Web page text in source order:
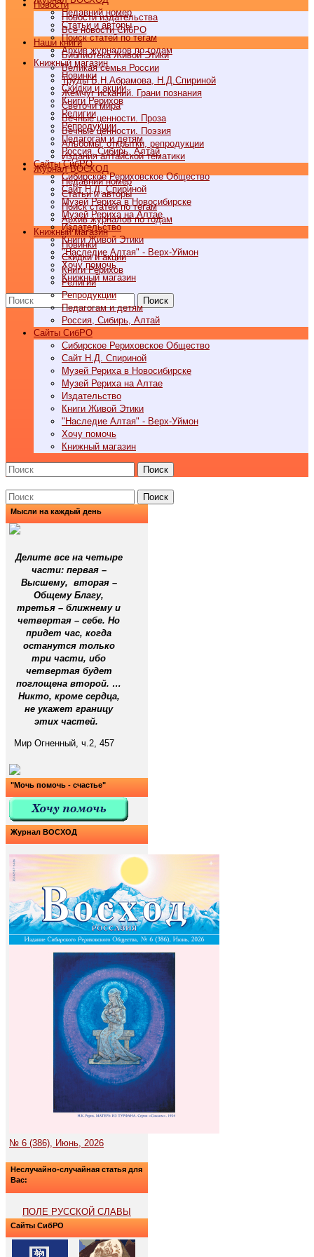
Недавний номер
Статьи и авторы
Поиск статей по тегам
Архив журналов по годам
Книжный магазин
Новинки
Скидки и акции
Книги Рерихов
Религии
Репродукции
Педагогам и детям
Россия, Сибирь, Алтай
Cайты СибРО
Сибирское Рериховское Общество
Сайт Н.Д. Спириной
Музей Рериха в Новосибирске
Музей Рериха на Алтае
Издательство
Книги Живой Этики
"Наследие Алтая" - Верх-Уймон
Хочу помочь
Книжный магазин
Поиск
Новости
Новости издательства
Все новости СибРО
Наши книги
Библиотека Живой Этики
Великая семья России
Труды Б.Н.Абрамова, Н.Д.Спириной
Жемчуг исканий. Грани познания
Светочи мира
Вечные ценности. Проза
Вечные ценности. Поэзия
Альбомы, открытки, репродукции
Издания алтайской тематики
Журнал ВОСХОД
Недавний номер
Статьи и авторы
Поиск статей по тегам
Архив журналов по годам
Книжный магазин
Новинки
Скидки и акции
Книги Рерихов
Религии
Репродукции
Педагогам и детям
Россия, Сибирь, Алтай
Cайты СибРО
Сибирское Рериховское Общество
Сайт Н.Д. Спириной
Музей Рериха в Новосибирске
Музей Рериха на Алтае
Издательство
Книги Живой Этики
"Наследие Алтая" - Верх-Уймон
Хочу помочь
Книжный магазин
Поиск
Поиск
Мысли на каждый день
Делите все на четыре
части: первая –
Высшему, вторая –
Общему Благу,
третья – ближнему и
четвертая – себе. Но
придет час, когда
останутся только
три части, ибо
четвертая будет
поглощена второй. …
Никто, кроме сердца,
не укажет границу
этих частей.
Мир Огненный, ч.2, 457
"Мочь помочь - счастье"
Журнал ВОСХОД
№ 6 (386), Июнь, 2026
Неслучайно-случайная статья для
Вас:
ПОЛЕ РУССКОЙ СЛАВЫ
Сайты СибРО